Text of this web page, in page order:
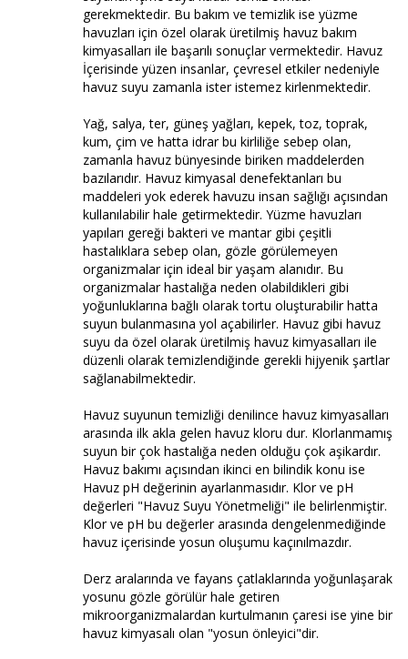
gerekmektedir. Bu bakım ve temizlik ise yüzme
havuzları için özel olarak üretilmiş havuz bakım
kimyasalları ile başarılı sonuçlar vermektedir. Havuz
İçerisinde yüzen insanlar, çevresel etkiler nedeniyle
havuz suyu zamanla ister istemez kirlenmektedir.
Yağ, salya, ter, güneş yağları, kepek, toz, toprak,
kum, çim ve hatta idrar bu kirliliğe sebep olan,
zamanla havuz bünyesinde biriken maddelerden
bazılarıdır. Havuz kimyasal denefektanları bu
maddeleri yok ederek havuzu insan sağlığı açısından
kullanılabilir hale getirmektedir. Yüzme havuzları
yapıları gereği bakteri ve mantar gibi çeşitli
hastalıklara sebep olan, gözle görülemeyen
organizmalar için ideal bir yaşam alanıdır. Bu
organizmalar hastalığa neden olabildikleri gibi
yoğunluklarına bağlı olarak tortu oluşturabilir hatta
suyun bulanmasına yol açabilirler. Havuz gibi havuz
suyu da özel olarak üretilmiş havuz kimyasalları ile
düzenli olarak temizlendiğinde gerekli hijyenik şartlar
sağlanabilmektedir.
Havuz suyunun temizliği denilince havuz kimyasalları
arasında ilk akla gelen havuz kloru dur. Klorlanmamış
suyun bir çok hastalığa neden olduğu çok aşikardır.
Havuz bakımı açısından ikinci en bilindik konu ise
Havuz pH değerinin ayarlanmasıdır. Klor ve pH
değerleri "Havuz Suyu Yönetmeliği" ile belirlenmiştir.
Klor ve pH bu değerler arasında dengelenmediğinde
havuz içerisinde yosun oluşumu kaçınılmazdır.
Derz aralarında ve fayans çatlaklarında yoğunlaşarak
yosunu gözle görülür hale getiren
mikroorganizmalardan kurtulmanın çaresi ise yine bir
havuz kimyasalı olan "yosun önleyici"dir.